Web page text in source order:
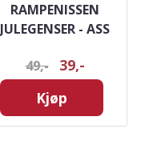
RAMPENISSEN
JULEGENSER - ASS
49,-
39,-
Kjøp